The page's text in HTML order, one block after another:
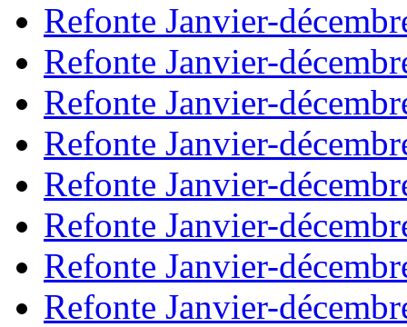
Refonte Janvier-
Refonte Janvier-
Refonte Janvier-
Refonte Janvier-
Refonte Janvier-
Refonte Janvier-
Refonte Janvier-
Refonte Janvier-